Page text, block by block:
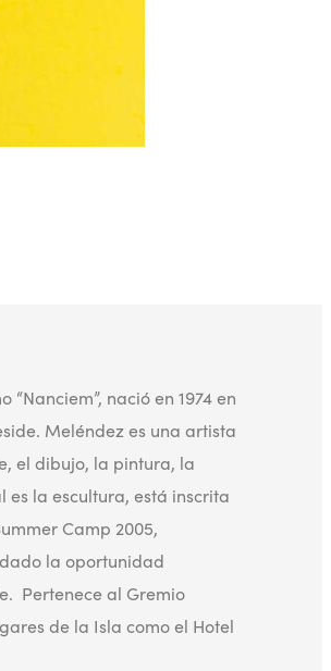
nació en 1974 en
Meléndez es una artista
el dibujo, la pintura, la
es la escultura, está inscrita
Camp 2005,
la oportunidad
Pertenece al Gremio
de la Isla como el Hotel